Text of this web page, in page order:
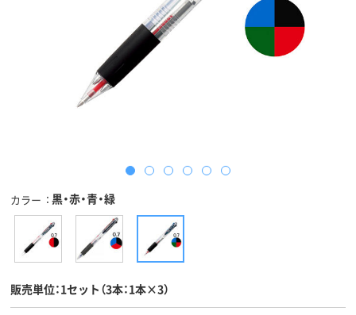
カラー 黒・赤・青・緑
販売単位：1セット（3本：1本×3）